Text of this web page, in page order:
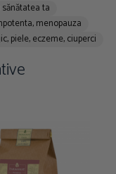
ta
menopauza
piele, eczeme, ciuperci